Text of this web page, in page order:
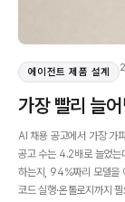
에이전트 제품 설계
가장 빨리 늘
AI 채용 공고에서 가장
공고 수는 4.2배로 늘었는
하는지, 94%짜리 모델을
코드 실행·온톨로지까지